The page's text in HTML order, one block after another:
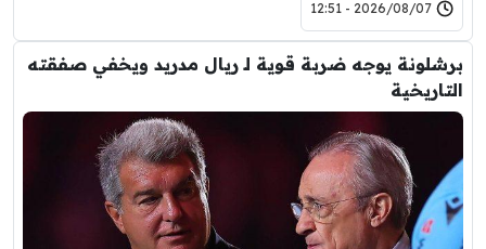
2026/08/07 - 12:51
برشلونة يوجه ضربة قوية لـ ريال مدريد ويخفي صفقته
التاريخية